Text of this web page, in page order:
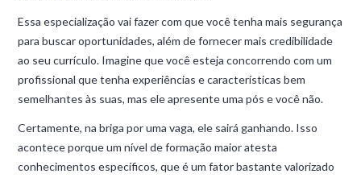
Essa especialização vai fazer com que você tenha mais segurança
para buscar oportunidades, além de fornecer mais credibilidade
ao seu currículo. Imagine que você esteja concorrendo com um
profissional que tenha experiências e características bem
semelhantes às suas, mas ele apresente uma pós e você não.
Certamente, na briga por uma vaga, ele sairá ganhando. Isso
acontece porque um nível de formação maior atesta
conhecimentos específicos, que é um fator bastante valorizado